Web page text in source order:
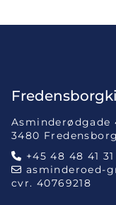
Asminderødgade
3480 Fredensborg
 +45 48 48 41 31
 asminderoed-
cvr. 40769218